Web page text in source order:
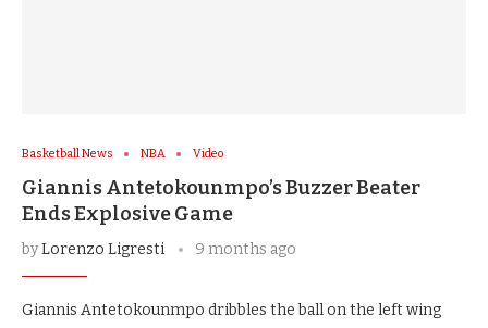
Basketball News NBA Video
Giannis Antetokounmpo’s Buzzer Beater
Ends Explosive Game
byLorenzo Ligresti 9 months ago
Giannis Antetokounmpo dribbles the ball on the left wing